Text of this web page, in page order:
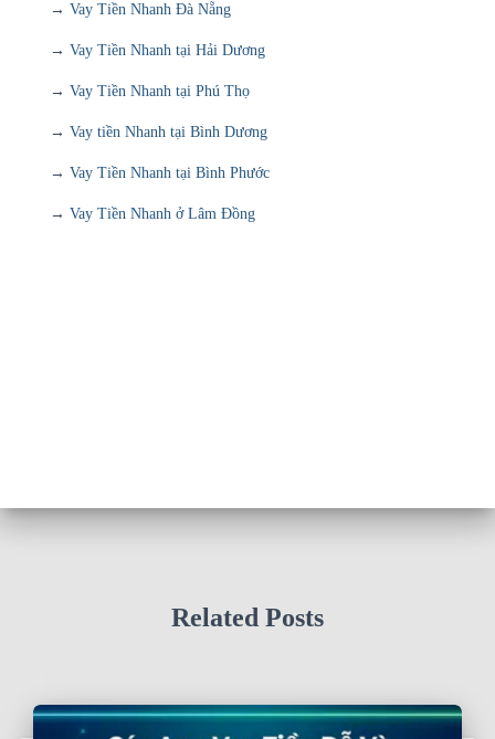
→ Vay Tiền Nhanh Đà Nẵng
→ Vay Tiền Nhanh tại Hải Dương
→ Vay Tiền Nhanh tại Phú Thọ
→ Vay tiền Nhanh tại Bình Dương
→ Vay Tiền Nhanh tại Bình Phước
→ Vay Tiền Nhanh ở Lâm Đồng
Related Posts